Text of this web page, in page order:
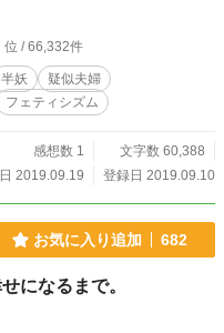
まい、戸惑う六花。とりあえず
試しで夫婦をしてみることにな
秘密』をそれぞれ抱えていた。
いながら、思いを深め、秘密ご
ーと関係を持ちます。苦手な方は
恋愛フ
位 / 66,332件
半妖
疑似夫婦
フェティシズム
感想数 1
文字数 60,388
2019.09.19
登録日 2019.09.10
お気に入り追加 682
になるまで。